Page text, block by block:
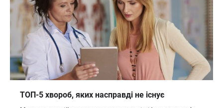
ТОП-5 хвороб, яких насправді не існує